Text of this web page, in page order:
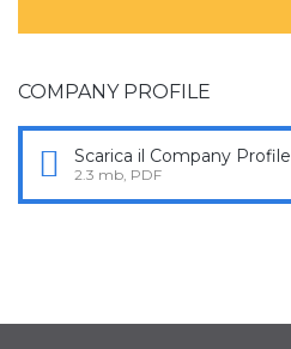
COMPANY PROFILE
Scarica il Company Profile
2.3 mb, PDF